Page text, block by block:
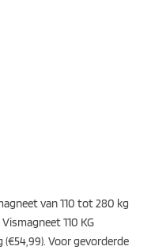
van 110 tot 280 kg
110 KG
Voor gevorderde